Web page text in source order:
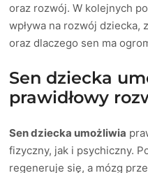
oraz rozwój. W kolejnych
wpływa na rozwój
oraz dlaczego sen ma
Sen dziecka
prawidłowy
Sen dziecka umożliwia
fizyczny, jak i psychiczny.
regeneruje się, a mózg